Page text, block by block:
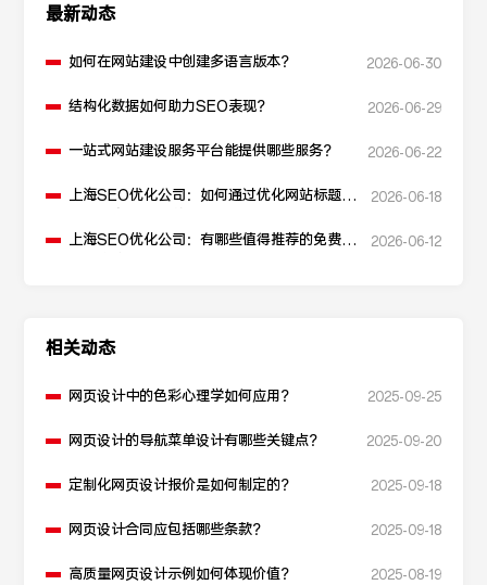
最新动态
如何在网站建设中创建多语言版本？ 2026-06-30
结构化数据如何助力SEO表现？ 2026-06-29
一站式网站建设服务平台能提供哪些服务？ 2026-06-22
上海SEO优化公司：如何通过优化网站标题提
2026-06-18
上海SEO优化公司：有哪些值得推荐的免费
2026-06-12
相关动态
网页设计中的色彩心理学如何应用？ 2025-09-25
网页设计的导航菜单设计有哪些关键点？ 2025-09-20
定制化网页设计报价是如何制定的？ 2025-09-18
网页设计合同应包括哪些条款？ 2025-09-18
高质量网页设计示例如何体现价值？ 2025-08-19